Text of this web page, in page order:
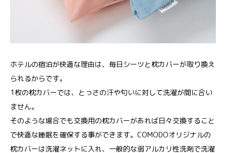
ホテルの宿泊が快適な理由は、毎日シーツと枕カバーが取り換え
られるからです。
1枚の枕カバーでは、とっさの汗や匂いに対して洗濯が間に合い
ません。
そのような場合でも交換用の枕カバーがあれば日々交換すること
で快適な睡眠を確保する事ができます。COMODOオリジナルの
枕カバーは洗濯ネットに入れ、一般的な弱アルカリ性洗剤で洗濯